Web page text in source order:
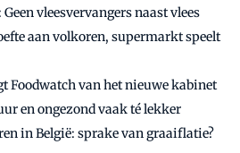
vleesvervangers naast vlees
aan volkoren, supermarkt speelt
Foodwatch van het nieuwe kabinet
en ongezond vaak té lekker
in België: sprake van graaiflatie?